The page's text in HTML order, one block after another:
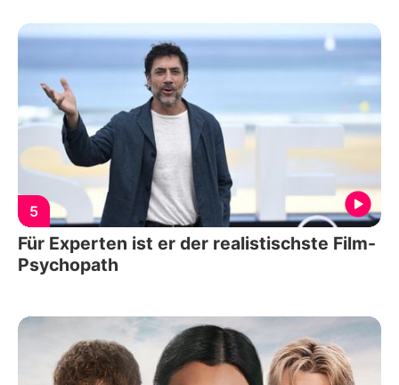
5
Für Experten ist er der realistischste Film-
Psychopath